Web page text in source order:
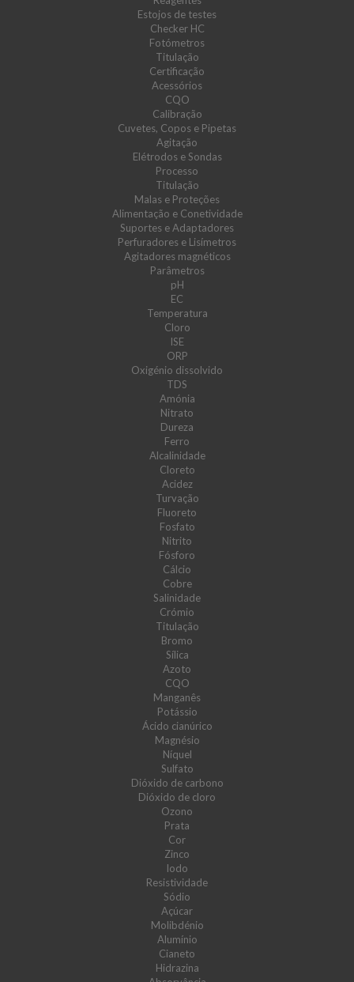
Estojos de testes
Checker HC
Fotómetros
Titulação
Certificação
Acessórios
CQO
Calibração
Cuvetes, Copos e Pipetas
Agitação
Elétrodos e Sondas
Processo
Titulação
Malas e Proteções
Alimentação e Conetividade
Suportes e Adaptadores
Perfuradores e Lisímetros
Agitadores magnéticos
Parâmetros
pH
EC
Temperatura
Cloro
ISE
ORP
Oxigénio dissolvido
TDS
Amónia
Nitrato
Dureza
Ferro
Alcalinidade
Cloreto
Acidez
Turvação
Fluoreto
Fosfato
Nitrito
Fósforo
Cálcio
Cobre
Salinidade
Crómio
Titulação
Bromo
Sílica
Azoto
CQO
Manganês
Potássio
Ácido cianúrico
Magnésio
Níquel
Sulfato
Dióxido de carbono
Dióxido de cloro
Ozono
Prata
Cor
Zinco
Iodo
Resistividade
Sódio
Açúcar
Molibdénio
Alumínio
Cianeto
Hidrazina